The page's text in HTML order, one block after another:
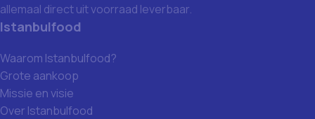
allemaal direct uit voorraad leverbaar.
Istanbulfood
Waarom Istanbulfood?
Grote aankoop
Missie en visie
Over Istanbulfood